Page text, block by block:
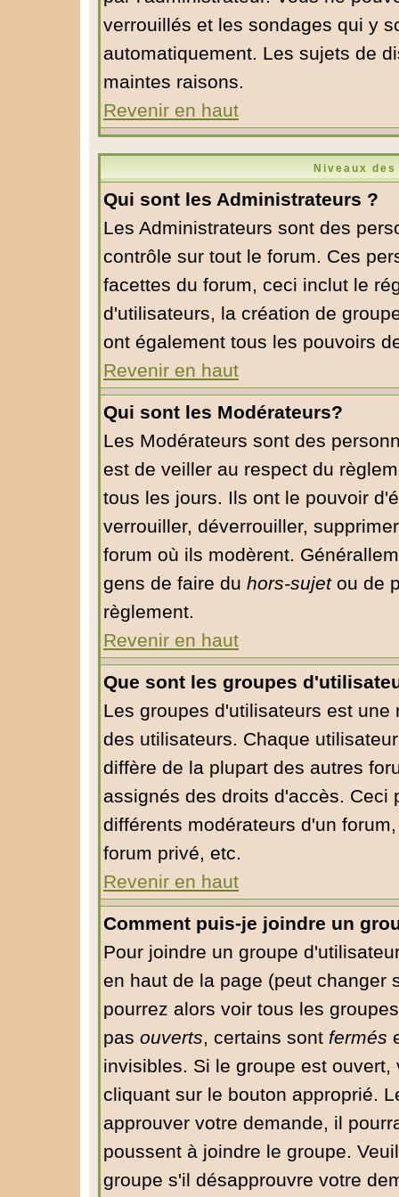
verrouillés et les sondages qui y
automatiquement. Les sujets de
maintes raisons.
Revenir en haut
Niveaux
Qui sont les Administrateurs ?
Les Administrateurs sont des
contrôle sur tout le forum. Ces
facettes du forum, ceci inclut le
d'utilisateurs, la création de
ont également tous les pouvoirs
Revenir en haut
Qui sont les Modérateurs?
Les Modérateurs sont des
est de veiller au respect du
tous les jours. Ils ont le pouvoir
verrouiller, déverrouiller,
forum où ils modèrent.
gens de faire du hors-sujetou de
règlement.
Revenir en haut
Que sont les groupes
Les groupes d'utilisateurs est
des utilisateurs. Chaque
diffère de la plupart des autres
assignés des droits d'accès. Ceci
différents modérateurs d'un
forum privé, etc.
Revenir en haut
Comment puis-je joindre un
Pour joindre un groupe
en haut de la page (peut changer
pourrez alors voir tous les
pas ouverts, certains sont fermés
invisibles. Si le groupe est
cliquant sur le bouton approprié.
approuver votre demande, il
poussent à joindre le groupe.
groupe s'il désapprouvre votre